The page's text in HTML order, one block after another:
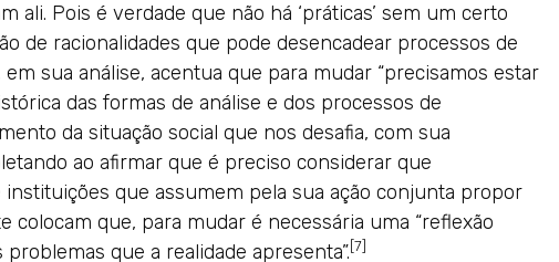
ali. Pois é verdade que não há ‘práticas’ sem um certo
de racionalidades que pode desencadear processos de
sua análise, acentua que para mudar “precisamos estar
das formas de análise e dos processos de
da situação social que nos desafia, com sua
ao afirmar que é preciso considerar que
que assumem pela sua ação conjunta propor
colocam que, para mudar é necessária uma “reflexão
que a realidade apresenta”.[7]